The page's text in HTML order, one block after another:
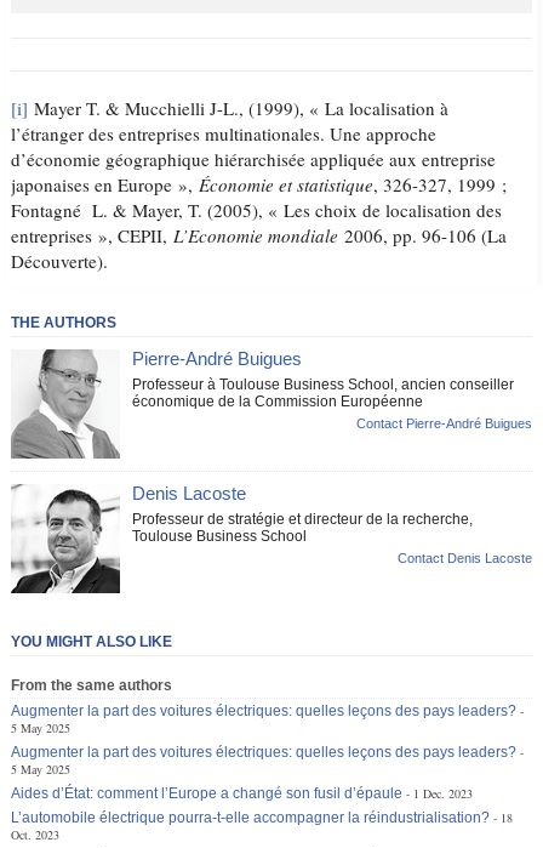
[i] Mayer T. & Mucchielli J-L., (1999), « La localisation à
l’étranger des entreprises multinationales. Une approche
d’économie géographique hiérarchisée appliquée aux entreprise
japonaises en Europe », Économie et statistique, 326-327, 1999 ;
Fontagné L. & Mayer, T. (2005), « Les choix de localisation des
entreprises », CEPII, L’Economie mondiale 2006, pp. 96-106 (La
Découverte).
THE AUTHORS
Pierre-André Buigues
Professeur à Toulouse Business School, ancien conseiller
économique de la Commission Européenne
Contact Pierre-André Buigues
Denis Lacoste
Professeur de stratégie et directeur de la recherche,
Toulouse Business School
Contact Denis Lacoste
YOU MIGHT ALSO LIKE
From the same authors
Augmenter la part des voitures électriques: quelles leçons des pays leaders?
5 May 2025
Augmenter la part des voitures électriques: quelles leçons des pays leaders?
5 May 2025
Aides d’État: comment l’Europe a changé son fusil d’épaule
1 Dec. 2023
L’automobile électrique pourra-t-elle accompagner la réindustrialisation?
18
Oct. 2023